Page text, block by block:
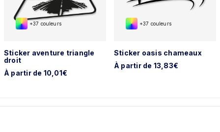
+37 couleurs
Sticker aventure triangle
droit
À partir de 10,01€
+37 couleurs
Sticker oasis chameaux
À partir de 13,83€